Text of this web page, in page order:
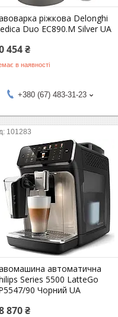
ріжкова Delonghi
Duo EC890.M Silver UA
454 ₴
в наявності
+380 (67) 483-31-23
101283
автоматична
Series 5500 LatteGo
90 Чорний UA
870 ₴